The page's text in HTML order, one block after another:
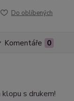
Do oblíbených
Komentáře 0
s drukem!